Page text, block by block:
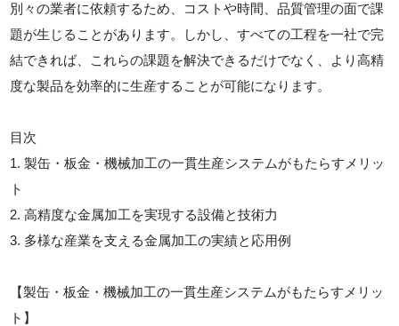
別々の業者に依頼するため、コストや時間、品質管理の面で課
題が生じることがあります。しかし、すべての工程を一社で完
結できれば、これらの課題を解決できるだけでなく、より高精
度な製品を効率的に生産することが可能になります。
目次
1. 製缶・板金・機械加工の一貫生産システムがもたらすメリッ
ト
2. 高精度な金属加工を実現する設備と技術力
3. 多様な産業を支える金属加工の実績と応用例
【製缶・板金・機械加工の一貫生産システムがもたらすメリッ
ト】